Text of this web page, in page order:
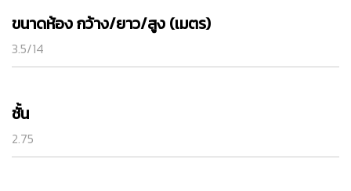
ขนาดห้อง กว้าง/ยาว/สูง (เมตร)
3.5/14
ชั้น
2.75